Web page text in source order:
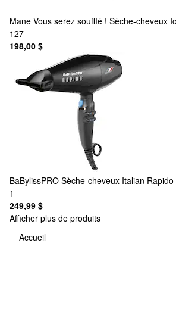
Mane Vous serez soufflé ! Sèche-cheveux
127
198,00 $
BaBylissPRO Sèche-cheveux Italian Rapido
1
249,99 $
Afficher plus de produits
Accueil